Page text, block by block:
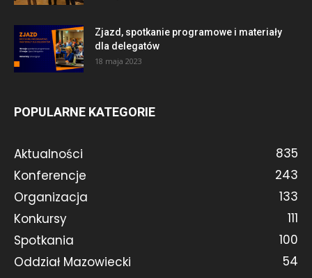
Zjazd, spotkanie programowe i materiały
dla delegatów
18 maja 2023
POPULARNE KATEGORIE
Aktualności
835
Konferencje
243
Organizacja
133
Konkursy
111
Spotkania
100
Oddział Mazowiecki
54